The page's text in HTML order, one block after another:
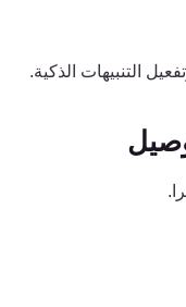
التنبيهات الذكية.